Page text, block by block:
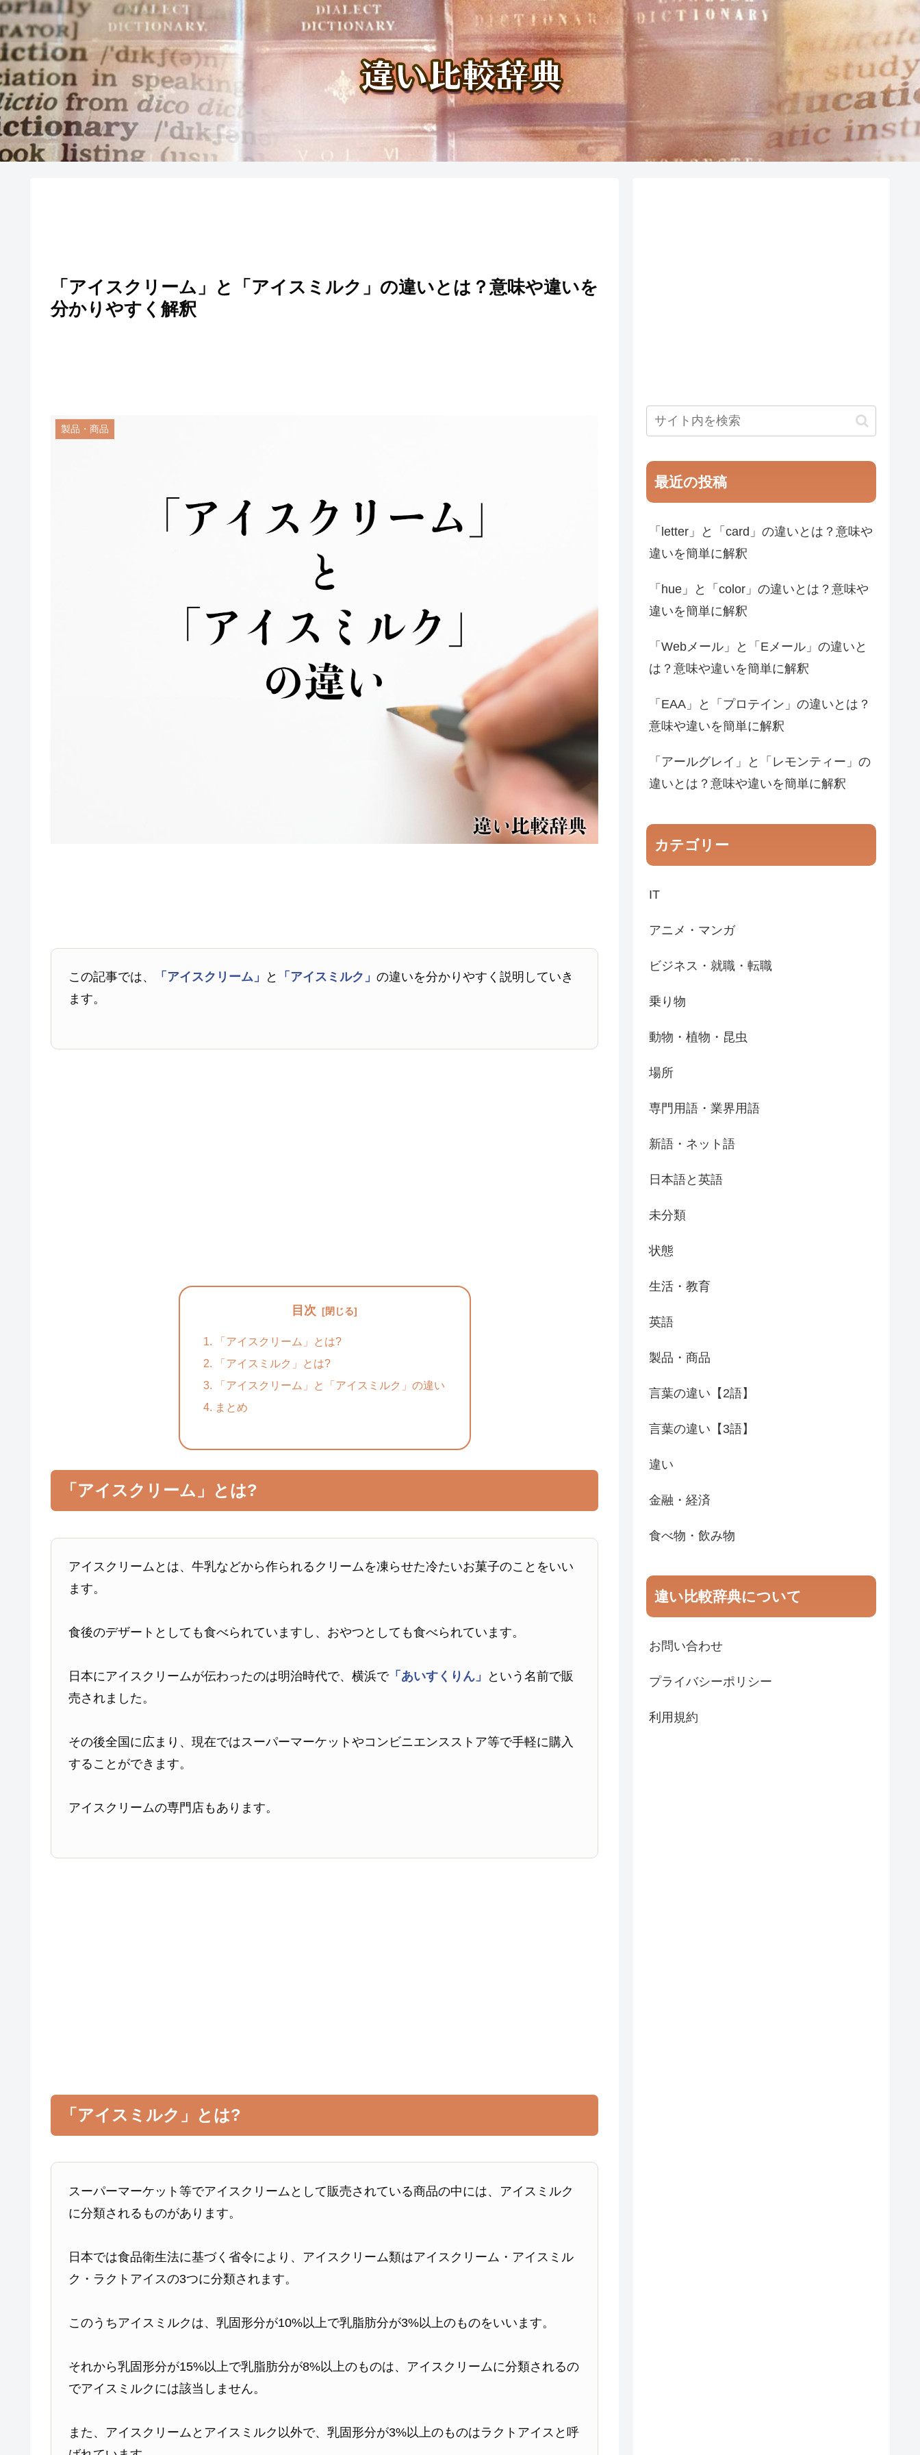
「アイスクリーム」と「アイスミルク」の違いとは？意味や違いを
分かりやすく解釈
製品・商品
この記事では、 「アイスクリーム」 と 「アイスミルク」の違いを分かりやすく説明していき
ます。
目次
「アイスクリーム」とは?
「アイスミルク」とは?
「アイスクリーム」と「アイスミルク」の違い
まとめ
「アイスクリーム」とは?
アイスクリームとは、牛乳などから作られるクリームを凍らせた冷たいお菓子のことをいい
ます。
食後のデザートとしても食べられていますし、おやつとしても食べられています。
日本にアイスクリームが伝わったのは明治時代で、横浜で「あいすくりん」
という名前で販
売されました。
その後全国に広まり、現在ではスーパーマーケットやコンビニエンスストア等で手軽に購入
することができます。
アイスクリームの専門店もあります。
「アイスミルク」とは?
スーパーマーケット等でアイスクリームとして販売されている商品の中には、アイスミルク
に分類されるものがあります。
日本では食品衛生法に基づく省令により、アイスクリーム類はアイスクリーム・アイスミル
ク・ラクトアイスの3つに分類されます。
このうちアイスミルクは、乳固形分が10%以上で乳脂肪分が3%以上のものをいいます。
それから乳固形分が15%以上で乳脂肪分が8%以上のものは、アイスクリームに分類されるの
でアイスミルクには該当しません。
また、アイスクリームとアイスミルク以外で、乳固形分が3%以上のものはラクトアイスと呼
最近の投稿
「letter」と「card」の違いとは？意味や
違いを簡単に解釈
「hue」と「color」の違いとは？意味や
違いを簡単に解釈
「Webメール」と「Eメール」の違いと
は？意味や違いを簡単に解釈
「EAA」と「プロテイン」の違いとは？
意味や違いを簡単に解釈
「アールグレイ」と「レモンティー」の
違いとは？意味や違いを簡単に解釈
カテゴリー
IT
アニメ・マンガ
ビジネス・就職・転職
乗り物
動物・植物・昆虫
場所
専門用語・業界用語
新語・ネット語
日本語と英語
未分類
状態
生活・教育
英語
製品・商品
言葉の違い【2語】
言葉の違い【3語】
違い
金融・経済
食べ物・飲み物
違い比較辞典について
お問い合わせ
プライバシーポリシー
利用規約